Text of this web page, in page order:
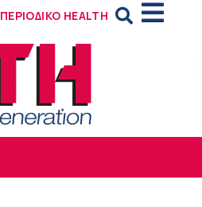
ΠΕΡΙΟΔΙΚΟ HEALTH